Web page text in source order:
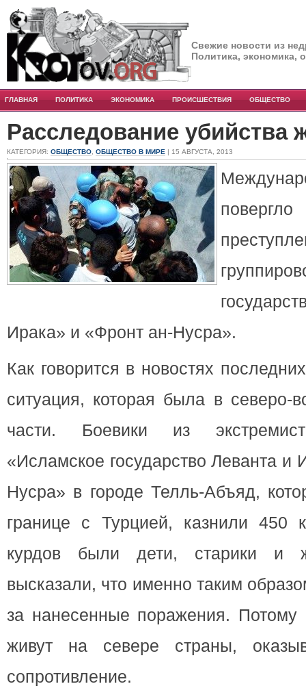
Свежие новости из
Политика, экономика,
ГЛАВНАЯ ПОЛИТИКА ЭКОНОМИКА ПРОИСШЕСТВИЯ ОБЩЕСТВО
Расследование убийства
КАТЕГОРИЯ: ОБЩЕСТВО ОБЩЕСТВО В МИРЕ | 15 АВГУСТА, 2013
Ирака» и «Фронт ан-Нусра».
Как говорится в новостях
ситуация, которая была в северо-
части. Боевики из
«Исламское государство Леванта и
Нусра» в городе Телль-Абъяд,
границе с Турцией, казнили 450
курдов были дети, старики и
высказали, что именно таким
за нанесенные поражения. Потому
живут на севере страны,
сопротивление.